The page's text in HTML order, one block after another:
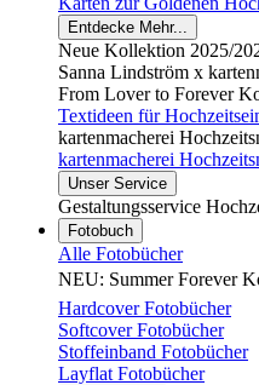
Entdecke Mehr...
Neue Kollektion 2025/
Sanna Lindström x
From Lover to Forever
Textideen für
kartenmacherei
kartenmacherei
Unser Service
Gestaltungsservice
Fotobuch
Alle Fotobücher
NEU: Summer Forever
Hardcover Fotobücher
Softcover Fotobücher
Stoffeinband Fotobücher
Layflat Fotobücher